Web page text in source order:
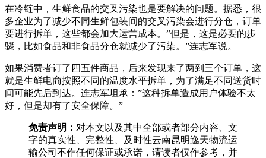
在冷链中，生鲜食品的交叉污染也是要解决的问题。据悉，很
多企业为了减少不同生鲜包装间的交叉污染会进行分仓，订单
要进行拆单，这些都会加大运营成本。”但是，这是必要的步
骤，比如食品和非食品分仓就减少了污染。”连志军说。
如果消费者订了四五件商品，后来发现来了两到三个订单，这
就是生鲜电商按照不同的温度水平拆单，为了满足不同送货时
间可能先后到达。连志军坦承：”这种拆单造成用户体验不太
好，但是却有了安全保障。”
免责声明： 对本文以及其中全部或者部分内容、文
字的真实性、完整性、及时性云南昆明逸天物流运
输公司不作任何保证或承诺，请读者仅作参考，并